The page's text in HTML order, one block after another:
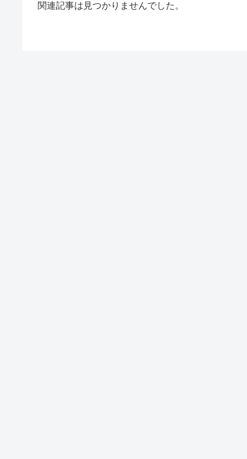
関連記事は見つかりませんでした。